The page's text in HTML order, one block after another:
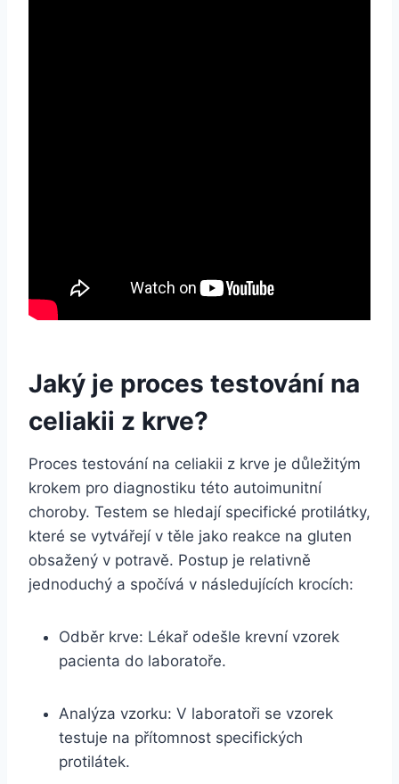
Jaký je proces‌ testování na
celiakii z⁣ krve?
Proces testování na celiakii z krve je důležitým
krokem pro diagnostiku této autoimunitní
choroby. Testem ‌se hledají ​specifické protilátky,
které se vytvářejí⁢ v těle jako reakce na ‌gluten
obsažený v potravě. ⁤Postup je relativně
jednoduchý ⁢a spočívá v následujících krocích:
Odběr‍ krve: Lékař odešle krevní vzorek‌
pacienta do laboratoře.
Analýza vzorku: ⁤V​ laboratoři se vzorek
testuje na⁢ přítomnost specifických
protilátek.